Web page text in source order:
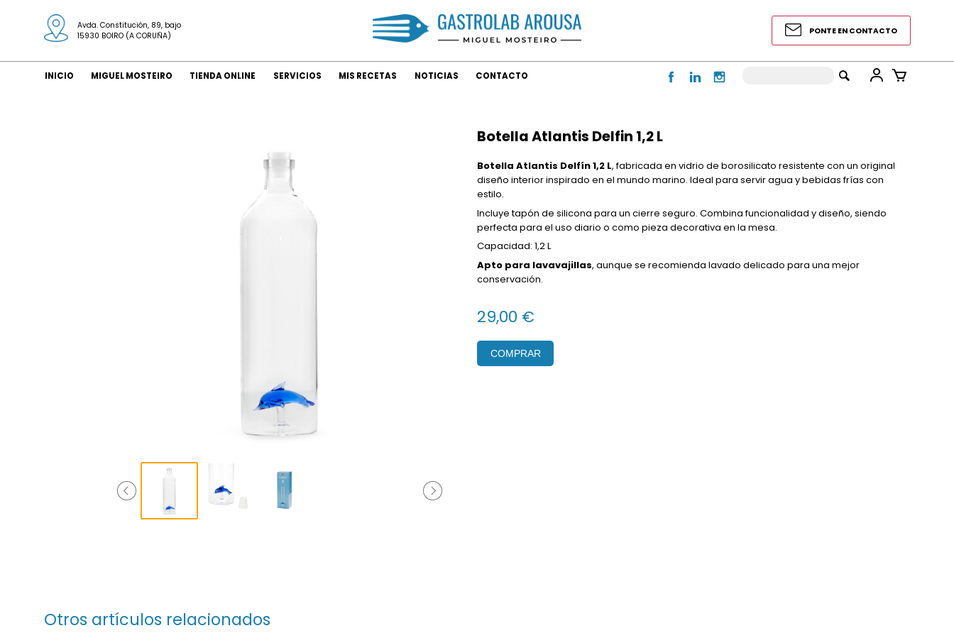
Avda. Constitución, 89, bajo
15930 BOIRO (A CORUÑA)
PONTE EN CONTACTO
INICIO MIGUEL MOSTEIRO TIENDA ONLINE SERVICIOS MIS RECETAS NOTICIAS CONTACTO
Botella Atlantis Delfin 1,2 L
Botella Atlantis Delfín 1,2 L, fabricada en vidrio de borosilicato resistente con un original
diseño interior inspirado en el mundo marino. Ideal para servir agua y bebidas frías con
estilo.
Incluye tapón de silicona para un cierre seguro. Combina funcionalidad y diseño, siendo
perfecta para el uso diario o como pieza decorativa en la mesa.
Capacidad: 1,2 L
Apto para lavavajillas, aunque se recomienda lavado delicado para una mejor
conservación.
29,00 €
COMPRAR
Otros artículos relacionados